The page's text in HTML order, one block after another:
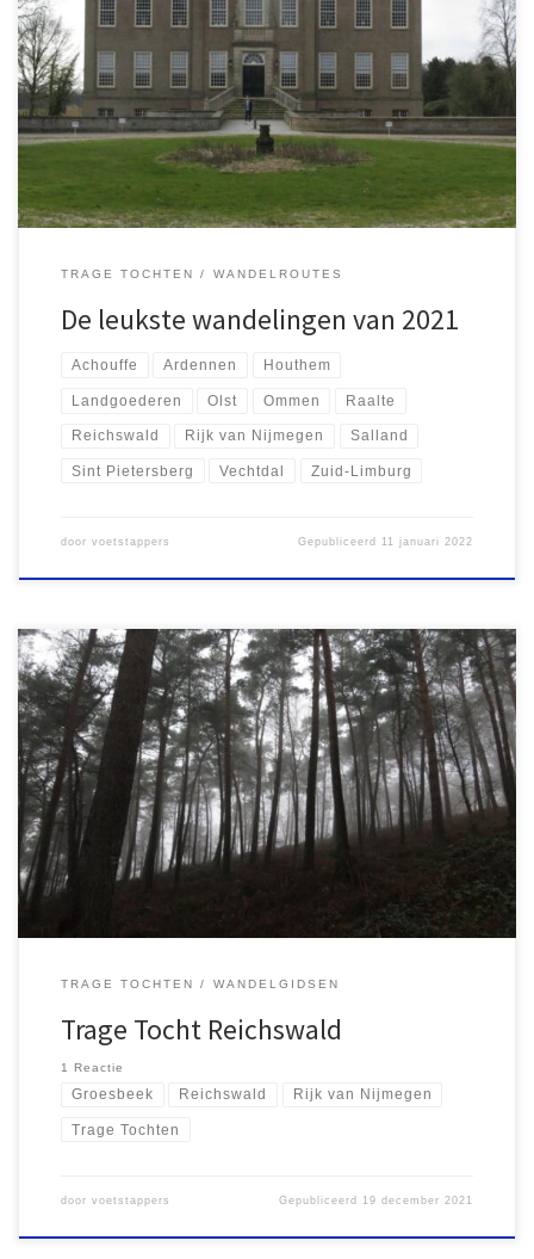
Het voorbije jaar was wat wandelend betreft er één met twee
gezichten. Tot de zomer waren georganiseerde wandeltochten
niet mogelijk, daarna ben ik weer enkele keren georganiseerd op
pad gegaan. In augustus liep nam ik deel aan de verplaatste
Kennedymars van Klarenbeek, een tocht die ik vanwege gebrek
aan training […]
TRAGE TOCHTEN WANDELROUTES
De leukste wandelingen van 2021
Achouffe Ardennen Houthem
Landgoederen Olst Ommen Raalte
Reichswald Rijk van Nijmegen Salland
Sint Pietersberg Vechtdal Zuid-Limburg
door voetstappers Gepubliceerd 11 januari 2022
Als Brigitte en ik in Nijmegen verblijven willen we graag een met
vrienden een wandeling maken in de mooie omgeving. Met de
kortste dag van het jaar in zicht spraken we af met twee
vriendinnen af om wederom een tocht net over de Duitse grens te
maken om te wandelen […]
TRAGE TOCHTEN WANDELGIDSEN
Trage Tocht Reichswald
1 Reactie
Groesbeek Reichswald Rijk van Nijmegen
Trage Tochten
door voetstappers Gepubliceerd 19 december 2021